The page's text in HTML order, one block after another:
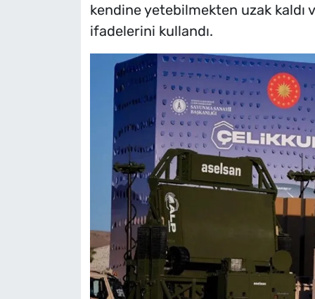
kendine yetebilmekten uzak kaldı
ifadelerini kullandı.